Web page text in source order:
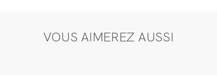
VOUS AIMEREZ AUSSI